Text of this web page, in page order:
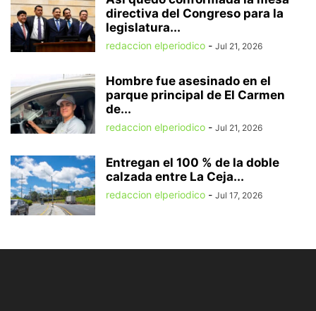
directiva del Congreso para la
legislatura...
redaccion elperiodico - Jul 21, 2026
Hombre fue asesinado en el
parque principal de El Carmen
de...
redaccion elperiodico - Jul 21, 2026
Entregan el 100 % de la doble
calzada entre La Ceja...
redaccion elperiodico - Jul 17, 2026